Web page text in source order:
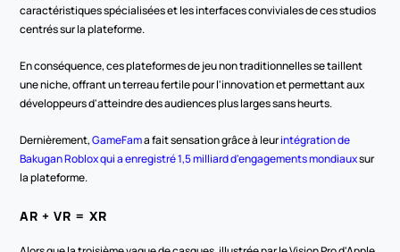
caractéristiques spécialisées et les interfaces conviviales de ces studios
centrés sur la plateforme.
En conséquence, ces plateformes de jeu non traditionnelles se taillent
une niche, offrant un terreau fertile pour l'innovation et permettant aux
développeurs d'atteindre des audiences plus larges sans heurts.
Dernièrement, GameFam a fait sensation grâce à leur intégration de
Bakugan Roblox qui a enregistré 1,5 milliard d'engagements mondiaux sur
la plateforme.
AR + VR = XR